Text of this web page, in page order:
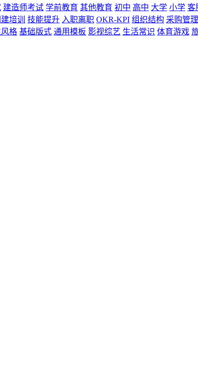
建造师考试 学前教育 其他教育 初中 高中 大学 小学 客
培训 技能提升 入职离职 OKR-KPI 组织结构 采购管理
格 基础版式 通用模板 影视综艺 生活常识 体育游戏